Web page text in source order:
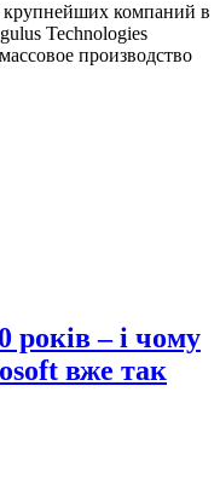
компаний в
Technologies
производство
років – і чому
вже так